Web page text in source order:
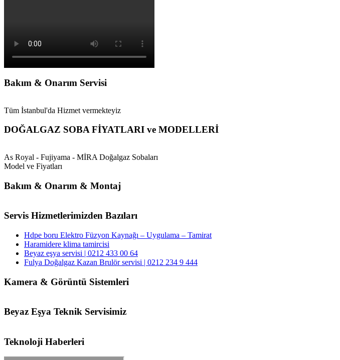
Bakım & Onarım Servisi
Tüm İstanbul'da Hizmet vermekteyiz
DOĞALGAZ SOBA FİYATLARI ve MODELLERİ
As Royal - Fujiyama - MİRA Doğalgaz Sobaları
Model ve Fiyatları
Bakım & Onarım & Montaj
Servis Hizmetlerimizden Bazıları
Hdpe boru Elektro Füzyon Kaynağı – Uygulama – Tamirat
Haramidere klima tamircisi
Beyaz eşya servisi | 0212 433 00 64
Fulya Doğalgaz Kazan Brulör servisi | 0212 234 9 444
Kamera & Görüntü Sistemleri
Beyaz Eşya Teknik Servisimiz
Teknoloji Haberleri